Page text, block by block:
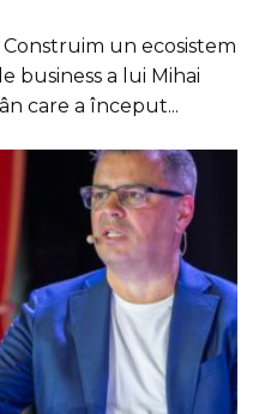
un ecosistem
business a lui Mihai
care a început...